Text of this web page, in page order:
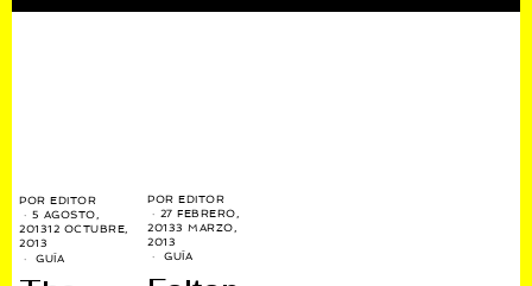
POREDITOR
5 AGOSTO,
201312 OCTUBRE,
2013
GUÍA
POREDITOR
27 FEBRERO,
20133 MARZO,
2013
GUÍA